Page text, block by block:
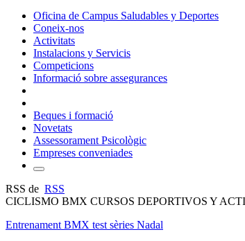
Oficina de Campus Saludables y Deportes
Coneix-nos
Activitats
Instalacions y Servicis
Competicions
Informació sobre assegurances
Beques i formació
Novetats
Assessorament Psicològic
Empreses conveniades
RSS de RSS
CICLISMO BMX CURSOS DEPORTIVOS Y
Entrenament BMX test sèries Nadal